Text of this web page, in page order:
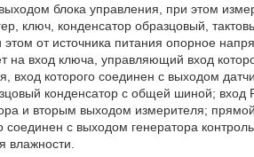
блока управления, при этом
ключ, конденсатор образцовый,
от источника питания опорное
на вход ключа, управляющий вход
вход которого соединен с выходом
конденсатор с общей шиной; вход
и вторым выходом измерителя;
с выходом генератора
влажности.